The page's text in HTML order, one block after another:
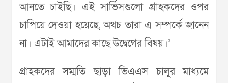
আনতে চাইছি। এই সার্ভিসগুলো গ্রাহকদের ওপর
চাপিয়ে দেওয়া হয়েছে, অথচ তারা এ সম্পর্কে জানেন
না। এটাই আমাদের কাছে উদ্বেগের বিষয়।’
গ্রাহকদের সম্মতি ছাড়া ভিএএস চালুর মাধ্যমে